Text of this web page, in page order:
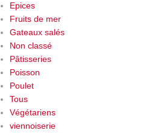
Epices
Fruits de mer
Gateaux salés
Non classé
Pâtisseries
Poisson
Poulet
Tous
Végétariens
viennoiserie